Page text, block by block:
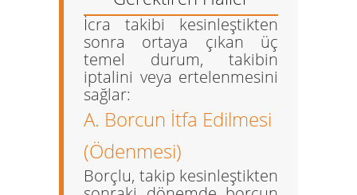
İcra takibi kesinleştikten
sonra ortaya çıkan üç
temel durum, takibin
iptalini veya ertelenmesini
sağlar:
A. Borcun İtfa Edilmesi
(Ödenmesi)
Borçlu, takip kesinleştikten